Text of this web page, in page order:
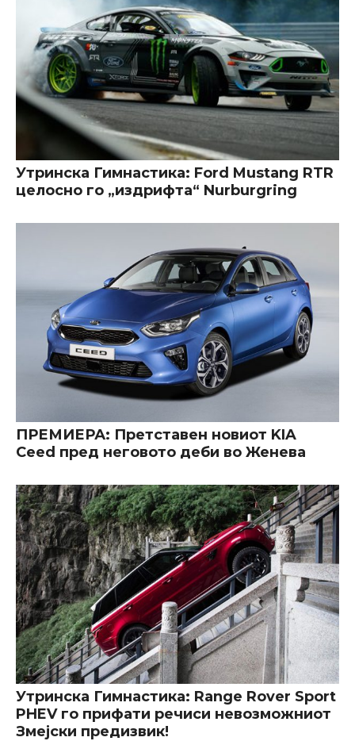
Утринска Гимнастика: Ford Mustang RTR
целосно го „издрифта“ Nurburgring
ПРЕМИЕРА: Претставен новиот KIA
Ceed пред неговото деби во Женева
Утринска Гимнастика: Range Rover Sport
PHEV го прифати речиси невозможниот
Змејски предизвик!